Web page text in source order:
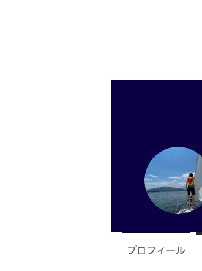
プロフィール